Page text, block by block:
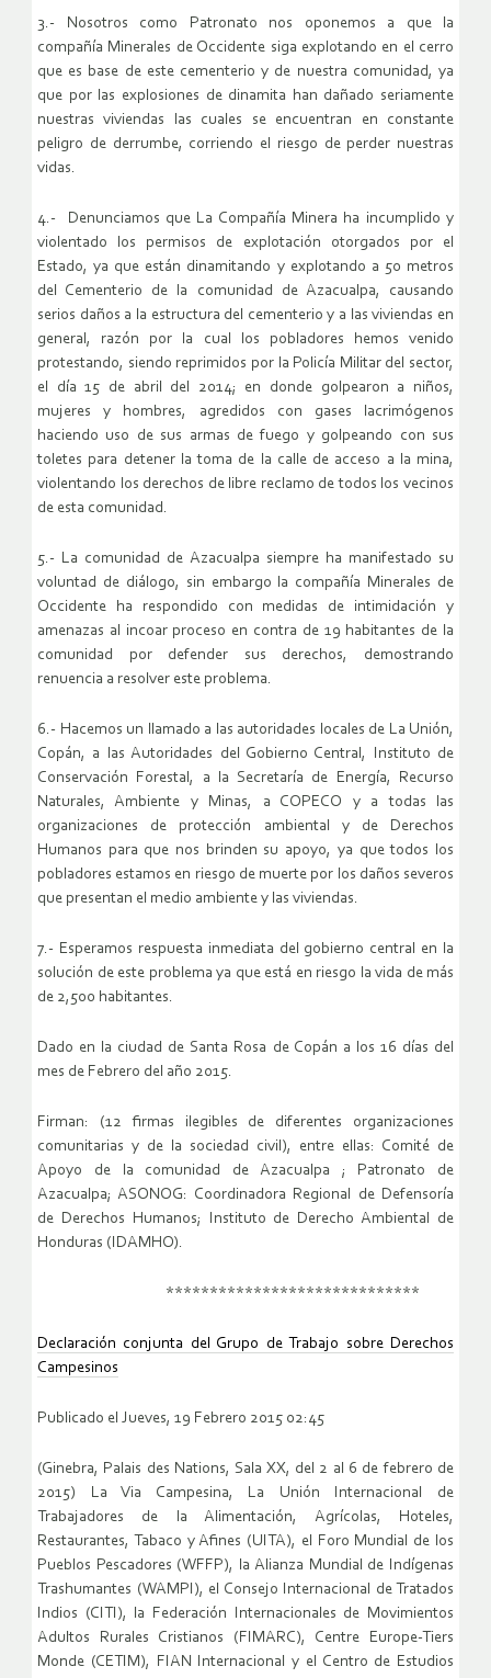
3.- Nosotros como Patronato nos oponemos a que la
compañía Minerales de Occidente siga explotando en el cerro
que es base de este cementerio y de nuestra comunidad, ya
que por las explosiones de dinamita han dañado seriamente
nuestras viviendas las cuales se encuentran en constante
peligro de derrumbe, corriendo el riesgo de perder nuestras
vidas.
4.- Denunciamos que La Compañía Minera ha incumplido y
violentado los permisos de explotación otorgados por el
Estado, ya que están dinamitando y explotando a 50 metros
del Cementerio de la comunidad de Azacualpa, causando
serios daños a la estructura del cementerio y a las viviendas en
general, razón por la cual los pobladores hemos venido
protestando, siendo reprimidos por la Policía Militar del sector,
el día 15 de abril del 2014; en donde golpearon a niños,
mujeres y hombres, agredidos con gases lacrimógenos
haciendo uso de sus armas de fuego y golpeando con sus
toletes para detener la toma de la calle de acceso a la mina,
violentando los derechos de libre reclamo de todos los vecinos
de esta comunidad.
5.- La comunidad de Azacualpa siempre ha manifestado su
voluntad de diálogo, sin embargo la compañía Minerales de
Occidente ha respondido con medidas de intimidación y
amenazas al incoar proceso en contra de 19 habitantes de la
comunidad por defender sus derechos, demostrando
renuencia a resolver este problema.
6.- Hacemos un llamado a las autoridades locales de La Unión,
Copán, a las Autoridades del Gobierno Central, Instituto de
Conservación Forestal, a la Secretaría de Energía, Recurso
Naturales, Ambiente y Minas, a COPECO y a todas las
organizaciones de protección ambiental y de Derechos
Humanos para que nos brinden su apoyo, ya que todos los
pobladores estamos en riesgo de muerte por los daños severos
que presentan el medio ambiente y las viviendas.
7.- Esperamos respuesta inmediata del gobierno central en la
solución de este problema ya que está en riesgo la vida de más
de 2,500 habitantes.
Dado en la ciudad de Santa Rosa de Copán a los 16 días del
mes de Febrero del año 2015.
Firman: (12 firmas ilegibles de diferentes organizaciones
comunitarias y de la sociedad civil), entre ellas: Comité de
Apoyo de la comunidad de Azacualpa ; Patronato de
Azacualpa; ASONOG: Coordinadora Regional de Defensoría
de Derechos Humanos; Instituto de Derecho Ambiental de
Honduras (IDAMHO).
*****************************
Declaración conjunta del Grupo de Trabajo sobre Derechos
Campesinos
Publicado el Jueves, 19 Febrero 2015 02:45
(Ginebra, Palais des Nations, Sala XX, del 2 al 6 de febrero de
2015) La Via Campesina, La Unión Internacional de
Trabajadores de la Alimentación, Agrícolas, Hoteles,
Restaurantes, Tabaco y Afines (UITA), el Foro Mundial de los
Pueblos Pescadores (WFFP), la Alianza Mundial de Indígenas
Trashumantes (WAMPI), el Consejo Internacional de Tratados
Indios (CITI), la Federación Internacionales de Movimientos
Adultos Rurales Cristianos (FIMARC), Centre Europe-Tiers
Monde (CETIM), FIAN Internacional y el Centro de Estudios